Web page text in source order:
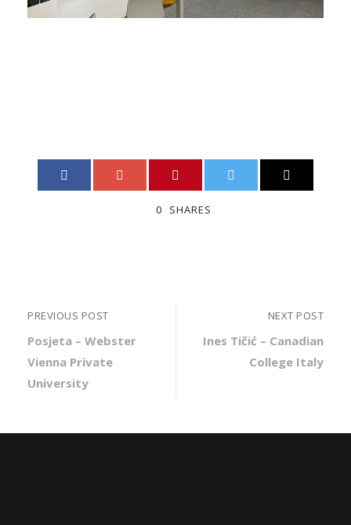
0 SHARES
PREVIOUS POST
Posjeta – Webster
Vienna Private
University
NEXT POST
Ines Tičić – Canadian
College Italy